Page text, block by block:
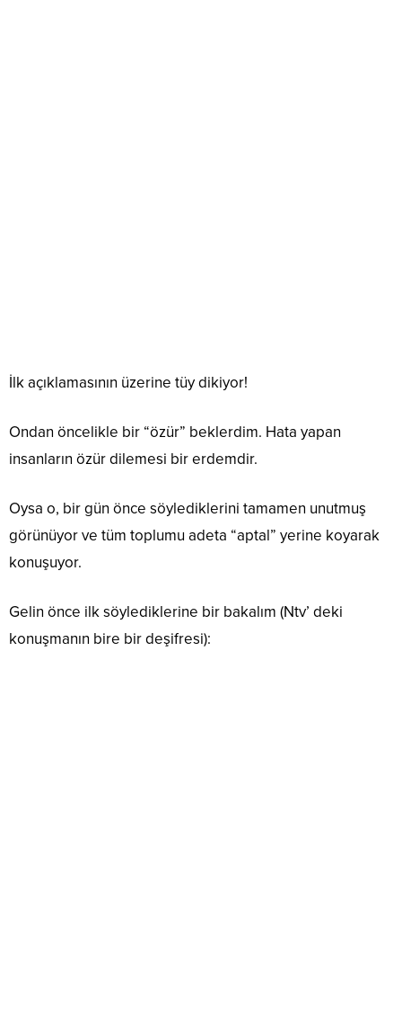
İlk açıklamasının üzerine tüy dikiyor!
Ondan öncelikle bir “özür” beklerdim. Hata yapan
insanların özür dilemesi bir erdemdir.
Oysa o, bir gün önce söylediklerini tamamen unutmuş
görünüyor ve tüm toplumu adeta “aptal” yerine koyarak
konuşuyor.
Gelin önce ilk söylediklerine bir bakalım (Ntv’ deki
konuşmanın bire bir deşifresi):